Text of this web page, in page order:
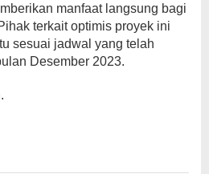
manfaat langsung bagi
terkait optimis proyek ini
sesuai jadwal yang telah
Desember 2023.